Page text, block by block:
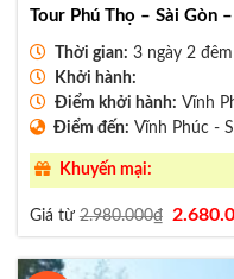
Tour Phú Thọ – Sài Gòn
Thời gian: 3 ngày 2 đêm
Khởi hành:
Điểm khởi hành: Vĩnh
Điểm đến: Vĩnh Phúc -
Khuyến mại:
Giá từ2.980.000₫
Giá
gốc
là: